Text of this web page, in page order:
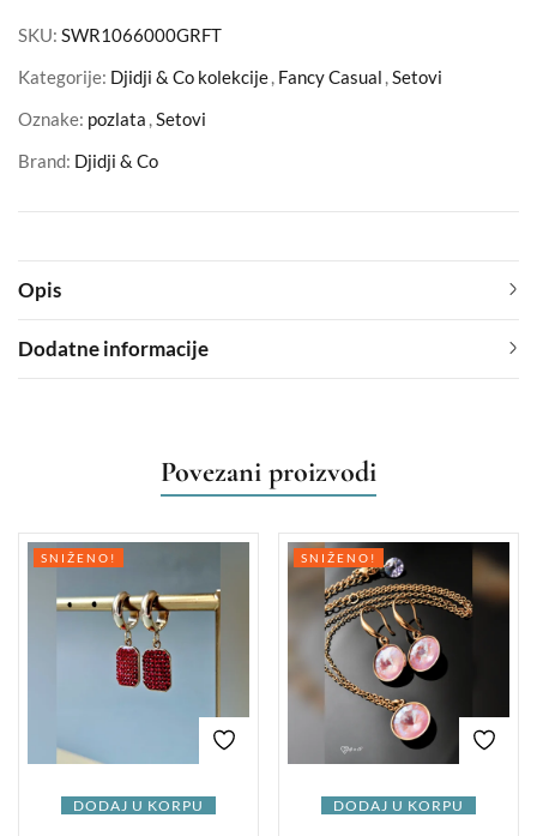
SKU: SWR1066000GRFT
Kategorije: Djidji & Co kolekcije, Fancy Casual ,Setovi
Oznake: pozlata ,Setovi
Brand: Djidji & Co
Opis
Dodatne informacije
Povezani proizvodi
DODAJ U KORPU
SNIŽENO!
DODAJ U KORPU
SNIŽENO!